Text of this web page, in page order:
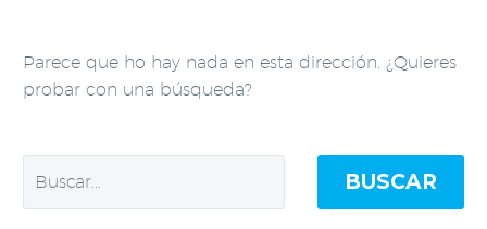
Parece que ho hay nada en esta dirección. ¿Quieres
probar con una búsqueda?
BUSCAR